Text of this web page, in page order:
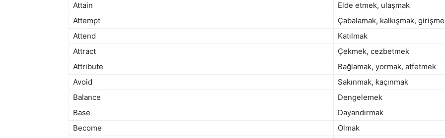
Attain
Elde etmek, ulaşmak
Attempt
Çabalamak, kalkışmak,
Attend
Katılmak
Attract
Çekmek, cezbetmek
Attribute
Bağlamak, yormak, atfetmek
Avoid
Sakınmak, kaçınmak
Balance
Dengelemek
Base
Dayandırmak
Become
Olmak